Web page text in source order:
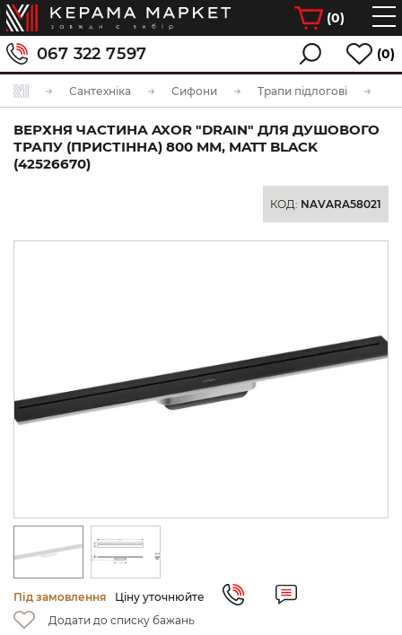
(0)
067 322 7597 (0)
Сантехніка Сифони Трапи підлогові
ВЕРХНЯ ЧАСТИНА AXOR "DRAIN" ДЛЯ ДУШОВОГО
ТРАПУ (ПРИСТІННА) 800 ММ, MATT BLACK
(42526670)
КОД: NAVARA58021
Під замовлення
Ціну уточнюйте
Додати до списку бажань